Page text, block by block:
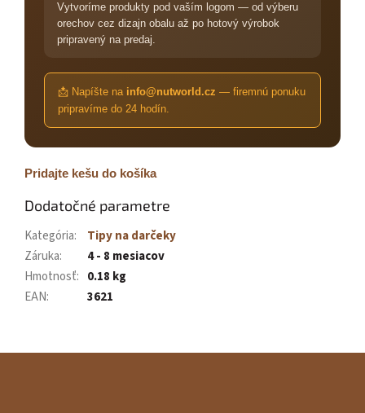
Vytvoríme produkty pod vaším logom — od výberu
orechov cez dizajn obalu až po hotový výrobok
pripravený na predaj.
📩 Napíšte na info@nutworld.cz — firemnú ponuku
pripravíme do 24 hodín.
Pridajte kešu do košíka
Dodatočné parametre
Kategória:
Tipy na darčeky
Záruka:
4 - 8 mesiacov
Hmotnosť: 0.18 kg
EAN: 3621